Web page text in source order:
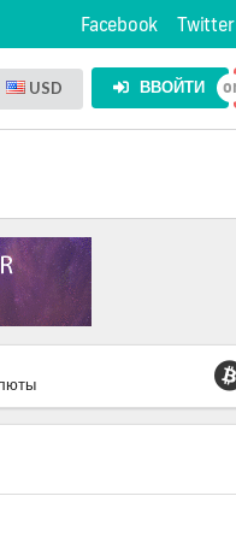
Facebook Twitter
USD ВВОЙТИ